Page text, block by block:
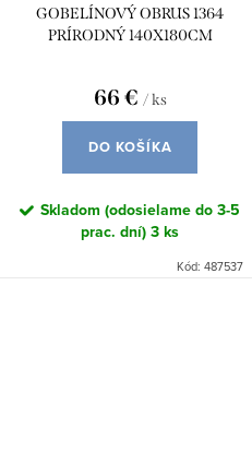
GOBELÍNOVÝ OBRUS 1364
PRÍRODNÝ 140X180CM
66 € / ks
DO KOŠÍKA
Skladom (odosielame do 3-5
prac. dní)3 ks
Kód: 487537